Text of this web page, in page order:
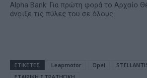
Alpha Bank: Για πρώτη φορά το Αρχαίο
άνοιξε τις πύλες του σε όλους
ΕΤΙΚΕΤΕΣ Leapmotor Opel